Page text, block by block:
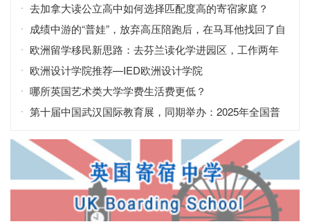
去加拿大读公立高中如何选择匹配度高的寄宿家庭？
成绩中游的“普娃”，放弃高压陪跑后，在马耳他找回了自
信！
欧洲留学移民新思路：去芬兰读化学进园区，工作两年
拿永居？
欧洲设计学院推荐—IED欧洲设计学院
哪所英国艺术类大学学费生活费更低？
第十届中国武汉国际教育展，同期举办：2025年全国普